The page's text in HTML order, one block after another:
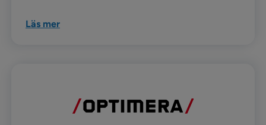
Läs mer